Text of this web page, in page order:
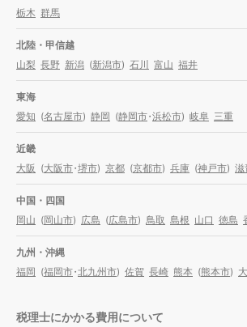
栃木 群馬
北陸・甲信越
山梨 長野 新潟 (新潟市) 石川 富山 福井
東海
愛知 (名古屋市) 静岡 (静岡市・浜松市) 岐阜 三重
近畿
大阪 (大阪市・堺市) 京都 (京都市) 兵庫 (神戸市) 滋
中国・四国
岡山 (岡山市) 広島 (広島市) 鳥取 島根 山口 徳島
九州・沖縄
福岡 (福岡市・北九州市) 佐賀 長崎 熊本 (熊本市)
税理士にかかる費用について